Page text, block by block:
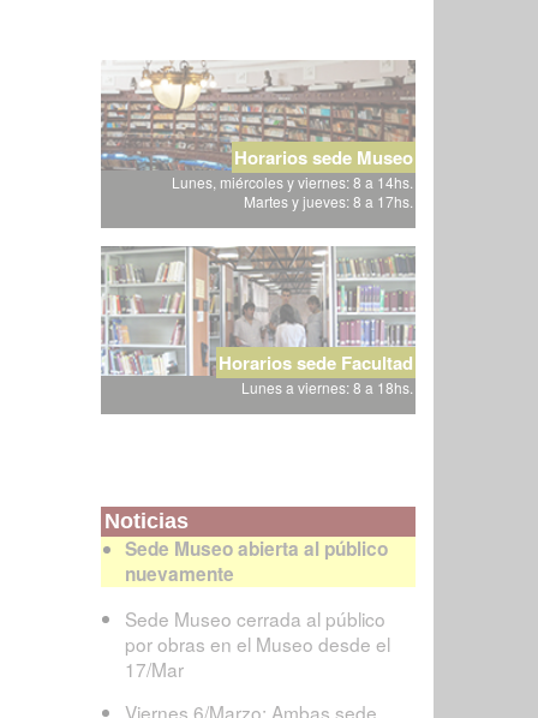
Horarios sede Museo
Lunes, miércoles y viernes: 8 a 14hs.
Martes y jueves: 8 a 17hs.
Horarios sede Facultad
Lunes a viernes: 8 a 18hs.
Noticias
Sede Museo abierta al público
nuevamente
Sede Museo cerrada al público
por obras en el Museo desde el
17/Mar
Viernes 6/Marzo: Ambas sede